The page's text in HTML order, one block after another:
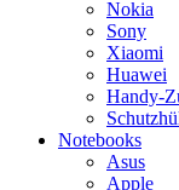
Nokia
Sony
Xiaomi
Huawei
Handy-
Notebooks
Asus
Apple